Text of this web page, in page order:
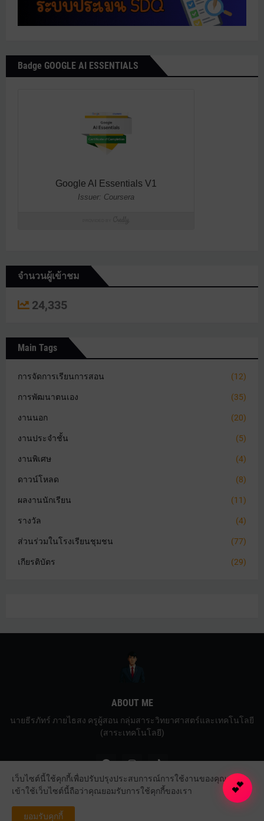
Badge GOOGLE AI ESSENTIALS
จำนวนผู้เข้าชม
24,335
Main Tags
การจัดการเรียนการสอน (12)
การพัฒนาตนเอง (35)
งานนอก (20)
งานประจำชั้น (5)
งานพิเศษ (4)
ดาวน์โหลด (8)
ผลงานนักเรียน (11)
รางวัล (4)
ส่วนร่วมในโรงเรียนชุมชน (77)
เกียรติบัตร (29)
ABOUT ME
นายธีรภัทร์ ภายไธสง ครูผู้สอน กลุ่มสาระวิทยาศาสตร์และเทคโนโลยี
(สาระเทคโนโลยี)
เว็บไซต์นี้ใช้คุกกี้เพื่อปรับปรุงประสบการณ์การใช้งานของคุณ การ
เข้าใช้เว็บไซต์นี้ถือว่าคุณยอมรับการใช้คุกกี้ของเรา
ยอมรับคุกกี้
💕